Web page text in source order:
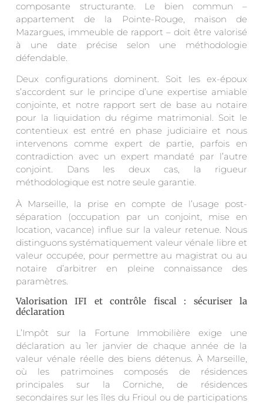
composante structurante. Le bien commun –
appartement de la Pointe-Rouge, maison de
Mazargues, immeuble de rapport – doit être valorisé
à une date précise selon une méthodologie
défendable.
Deux configurations dominent. Soit les ex-époux
s’accordent sur le principe d’une expertise amiable
conjointe, et notre rapport sert de base au notaire
pour la liquidation du régime matrimonial. Soit le
contentieux est entré en phase judiciaire et nous
intervenons comme expert de partie, parfois en
contradiction avec un expert mandaté par l’autre
conjoint. Dans les deux cas, la rigueur
méthodologique est notre seule garantie.
À Marseille, la prise en compte de l’usage post-
séparation (occupation par un conjoint, mise en
location, vacance) influe sur la valeur retenue. Nous
distinguons systématiquement valeur vénale libre et
valeur occupée, pour permettre au magistrat ou au
notaire d’arbitrer en pleine connaissance des
paramètres.
Valorisation IFI et contrôle fiscal : sécuriser la
déclaration
L’Impôt sur la Fortune Immobilière exige une
déclaration au 1er janvier de chaque année de la
valeur vénale réelle des biens détenus. À Marseille,
où les patrimoines composés de résidences
principales sur la Corniche, de résidences
secondaires sur les îles du Frioul ou de participations